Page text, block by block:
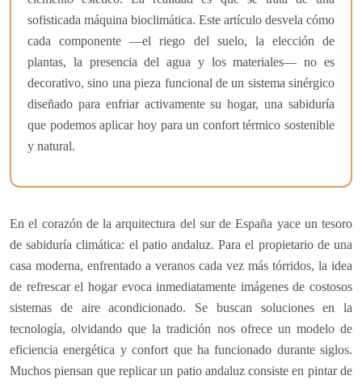
sofisticada máquina bioclimática. Este artículo desvela cómo
cada componente —el riego del suelo, la elección de
plantas, la presencia del agua y los materiales— no es
decorativo, sino una pieza funcional de un sistema sinérgico
diseñado para enfriar activamente su hogar, una sabiduría
que podemos aplicar hoy para un confort térmico sostenible
y natural.
En el corazón de la arquitectura del sur de España yace un tesoro
de sabiduría climática: el patio andaluz. Para el propietario de una
casa moderna, enfrentado a veranos cada vez más tórridos, la idea
de refrescar el hogar evoca inmediatamente imágenes de costosos
sistemas de aire acondicionado. Se buscan soluciones en la
tecnología, olvidando que la tradición nos ofrece un modelo de
eficiencia energética y confort que ha funcionado durante siglos.
Muchos piensan que replicar un patio andaluz consiste en pintar de